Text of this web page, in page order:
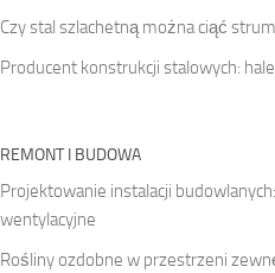
Czy stal szlachetną można ciąć
Producent konstrukcji stalowych:
REMONT I BUDOWA
Projektowanie instalacji
wentylacyjne
Rośliny ozdobne w przestrzeni